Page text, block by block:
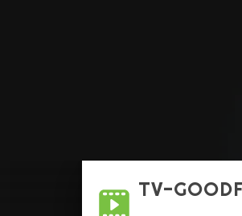
TV-GOOD